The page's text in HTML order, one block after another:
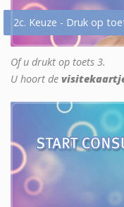
2c. Keuze - Druk op
Of u drukt op toets 3.
U hoort de